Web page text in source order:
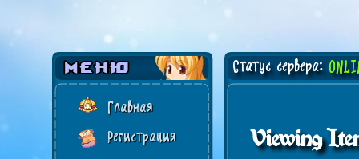
Главная
Регистрация
Статус сервера:
Viewing